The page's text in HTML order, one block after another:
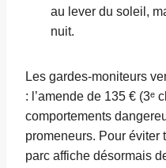
au lever du soleil,
nuit.
Les gardes-moniteurs
: l’amende de 135 € (3ᵉ
comportements
promeneurs. Pour éviter
parc affiche désormais